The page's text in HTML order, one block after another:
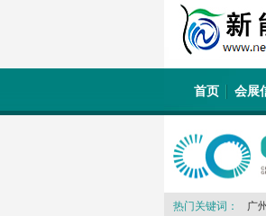
首页 会展
热门关键词： 广